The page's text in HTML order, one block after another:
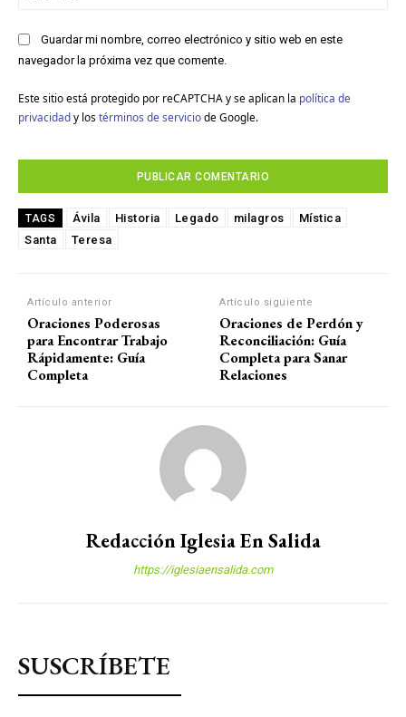
Guardar mi nombre, correo electrónico y sitio web en este
navegador la próxima vez que comente.
Este sitio está protegido por reCAPTCHA y se aplican la política de
privacidady los términos de serviciode Google.
TAGS Ávila Historia Legado milagros
Mística
Santa
Teresa
Artículo anterior
Oraciones Poderosas
para Encontrar Trabajo
Rápidamente: Guía
Completa
Artículo siguiente
Oraciones de Perdón y
Reconciliación: Guía
Completa para Sanar
Relaciones
Redacción Iglesia En Salida
https://iglesiaensalida.com
SUSCRÍBETE